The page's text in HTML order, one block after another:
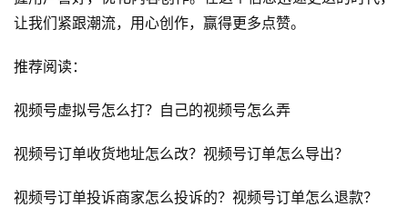
体
G
O
化
让我们紧跟潮流，用心创作，赢得更多点赞。
推荐阅读：
视频号虚拟号怎么打？自己的视频号怎么弄
视频号订单收货地址怎么改？视频号订单怎么导出？
视频号订单投诉商家怎么投诉的？视频号订单怎么退款？